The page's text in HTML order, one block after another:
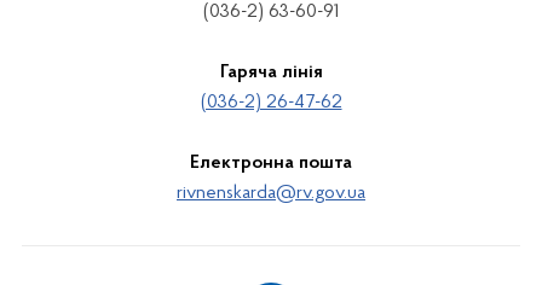
(036-2) 63-60-91
Гаряча лінія
(036-2) 26-47-62
Електронна пошта
rivnenskarda@rv.gov.ua